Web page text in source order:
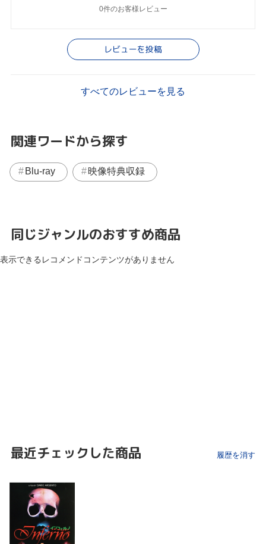
0件のお客様レビュー
レビューを投稿
すべてのレビューを見る
関連ワードから探す
Blu-ray 映像特典収録
同じジャンルのおすすめ商品
表示できるレコメンドコンテンツがありません
最近チェックした商品 履歴を消す